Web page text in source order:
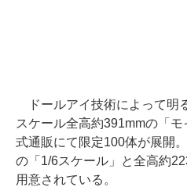
ドールアイ技術によって明
スケール全高約391mmの「
式通販にて限定100体が展開
の「1/6スケール」と全高約
用意されている。